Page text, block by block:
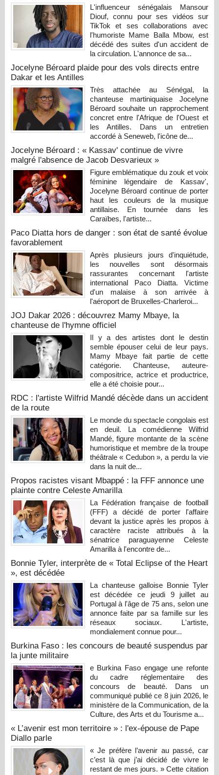
L'influenceur sénégalais Mansour
Diouf, connu pour ses vidéos sur
TikTok et ses collaborations avec
l'humoriste Mame Balla Mbow, est
décédé des suites d'un accident de
la circulation. L'annonce de sa...
Jocelyne Béroard plaide pour des vols directs entre
Dakar et les Antilles
Très attachée au Sénégal, la
chanteuse martiniquaise Jocelyne
Béroard souhaite un rapprochement
concret entre l'Afrique de l'Ouest et
les Antilles. Dans un entretien
accordé à Seneweb, l'icône de...
Jocelyne Béroard : « Kassav' continue de vivre
malgré l'absence de Jacob Desvarieux »
Figure emblématique du zouk et voix
féminine légendaire de Kassav',
Jocelyne Béroard continue de porter
haut les couleurs de la musique
antillaise. En tournée dans les
Caraïbes, l'artiste...
Paco Diatta hors de danger : son état de santé évolue
favorablement
Après plusieurs jours d'inquiétude,
les nouvelles sont désormais
rassurantes concernant l'artiste
international Paco Diatta. Victime
d'un malaise à son arrivée à
l'aéroport de Bruxelles-Charleroi...
JOJ Dakar 2026 : découvrez Mamy Mbaye, la
chanteuse de l'hymne officiel
Il y a des artistes dont le destin
semble épouser celui de leur pays.
Mamy Mbaye fait partie de cette
catégorie. Chanteuse, auteure-
compositrice, actrice et productrice,
elle a été choisie pour...
RDC : l'artiste Wilfrid Mandé décède dans un accident
de la route
Le monde du spectacle congolais est
en deuil. La comédienne Wilfrid
Mandé, figure montante de la scène
humoristique et membre de la troupe
théâtrale « Cedubon », a perdu la vie
dans la nuit de...
Propos racistes visant Mbappé : la FFF annonce une
plainte contre Celeste Amarilla
La Fédération française de football
(FFF) a décidé de porter l'affaire
devant la justice après les propos à
caractère raciste attribués à la
sénatrice paraguayenne Celeste
Amarilla à l'encontre de...
Bonnie Tyler, interprète de « Total Eclipse of the Heart
», est décédée
La chanteuse galloise Bonnie Tyler
est décédée ce jeudi 9 juillet au
Portugal à l'âge de 75 ans, selon une
annonce faite par sa famille sur les
réseaux sociaux. L'artiste,
mondialement connue pour...
Burkina Faso : les concours de beauté suspendus par
la junte militaire
e Burkina Faso engage une refonte
du cadre réglementaire des
concours de beauté. Dans un
communiqué publié ce 8 juin 2026, le
ministère de la Communication, de la
Culture, des Arts et du Tourisme a...
« L’avenir est mon territoire » : l'ex-épouse de Pape
Diallo parle
« Je préfère l’avenir au passé, car
c’est là que j’ai décidé de vivre le
restant de mes jours. » Cette citation